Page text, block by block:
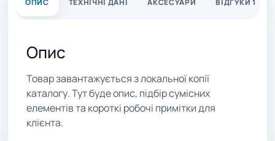
Опис
Товар завантажується з локальної копії
каталогу. Тут буде опис, підбір сумісних
елементів та короткі робочі примітки для
клієнта.